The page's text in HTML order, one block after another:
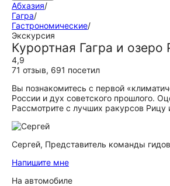
Абхазия/
Гагра/
Гастрономические/
Экскурсия
Курортная Гагра и озеро
4,9
71 отзыв, 691 посетил
Вы познакомитесь с первой
России и дух советского прошлого.
Рассмотрите с лучших ракурсов
Сергей, Представитель команды гидов
Напишите мне
На автомобиле